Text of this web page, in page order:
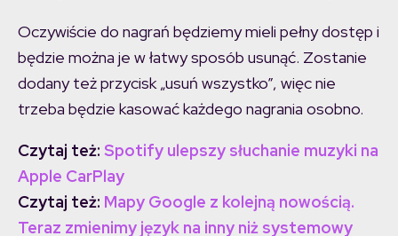
Oczywiście do nagrań będziemy mieli pełny dostęp i
będzie można je w łatwy sposób usunąć. Zostanie
dodany też przycisk „usuń wszystko”, więc nie
trzeba będzie kasować każdego nagrania osobno.
Czytaj też: Spotify ulepszy słuchanie muzyki na
Apple CarPlay
Czytaj też: Mapy Google z kolejną nowością.
Teraz zmienimy język na inny niż systemowy